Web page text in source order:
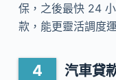
保，之後最快 24
款，能更靈活調度
汽車貸